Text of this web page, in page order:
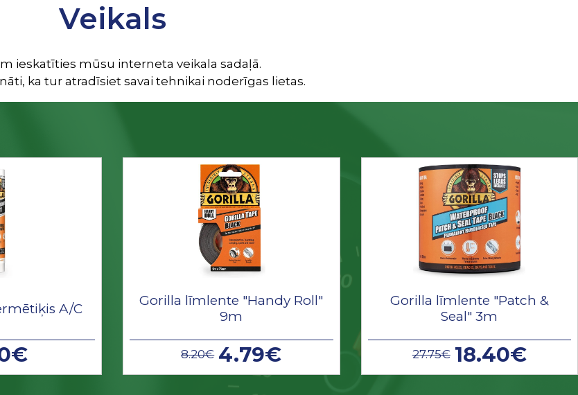
Veikals
ieskatīties mūsu interneta veikala sadaļā.
ka tur atradīsiet savai tehnikai noderīgas lietas.
A/C
Gorilla līmlente "Handy Roll"
9m
8.20€ 4.79€
Gorilla līmlente "Patch &
Seal" 3m
27.75€ 18.40€